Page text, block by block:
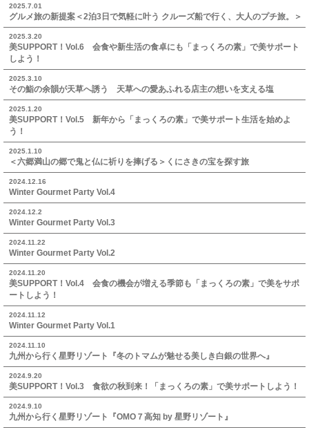
2025.7.01
グルメ旅の新提案＜2泊3日で気軽に叶う クルーズ船で行く、大人のプチ旅。＞
2025.3.20
美SUPPORT！Vol.6 会食や新生活の食卓にも「まっくろの素」で美サポート
しよう！
2025.3.10
その鮨の余韻が天草へ誘う 天草への愛あふれる店主の想いを支える塩
2025.1.20
美SUPPORT！Vol.5 新年から「まっくろの素」で美サポート生活を始めよ
う！
2025.1.10
＜六郷満山の郷で鬼と仏に祈りを捧げる＞くにさきの宝を探す旅
2024.12.16
Winter Gourmet Party Vol.4
2024.12.2
Winter Gourmet Party Vol.3
2024.11.22
Winter Gourmet Party Vol.2
2024.11.20
美SUPPORT！Vol.4 会食の機会が増える季節も「まっくろの素」で美をサポ
ートしよう！
2024.11.12
Winter Gourmet Party Vol.1
2024.11.10
九州から行く星野リゾート『冬のトマムが魅せる美しき白銀の世界へ』
2024.9.20
美SUPPORT！Vol.3 食欲の秋到来！「まっくろの素」で美サポートしよう！
2024.9.10
九州から行く星野リゾート『OMO７高知 by 星野リゾート』